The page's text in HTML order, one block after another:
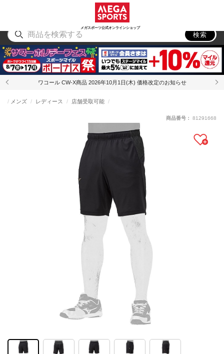
メガスポーツ公式オンラインショップ
アウトドア
検索
ワコール CW-X商品 2026年10月1日(木) 価格改定のお知らせ
メンズ レディース 店舗受取可能
商品番号： 81291668